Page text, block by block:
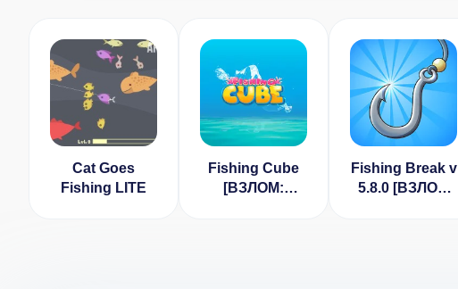
Cat Goes
Fishing LITE
Fishing Cube
[ВЗЛОМ:
Fishing Break v
5.8.0 [ВЗЛОМ